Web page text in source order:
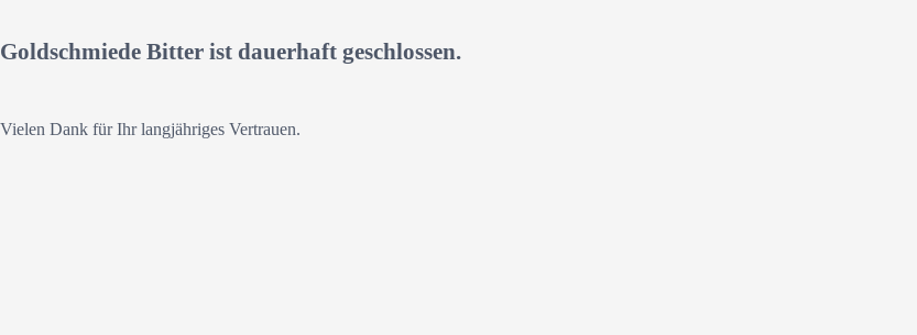
Goldschmiede Bitter ist dauerhaft geschlossen.
Vielen Dank für Ihr langjähriges Vertrauen.